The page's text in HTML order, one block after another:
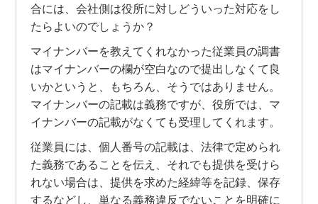
合には、会社側は役所に対しどういった対応をし
たらよいのでしょうか？
マイナンバーを教えてくれなかった従業員の調書
はマイナンバーの欄が空白なので提出しなくて良
いかというと、もちろん、そうではありません。
マイナンバーの記載は義務ですが、役所では、マ
イナンバーの記載がなくても受理してくれます。
従業員には、個人番号の記載は、法律で定められ
た義務であることを伝え、それでも提供を受けら
れない場合は、提供を求めた経緯等を記録、保存
するなどし、単なる義務違反でないことを明確に